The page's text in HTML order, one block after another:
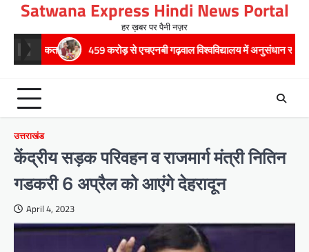
content
Satwana Express Hindi News Portal
हर ख़बर पर पैनी नज़र
459 करोड़ से एचएनबी गढ़वाल विश्वविद्यालय में अनुसंधान संरचना होगी सुदृढ,उच्च
उत्तराखंड
केंद्रीय सड़क परिवहन व राजमार्ग मंत्री नितिन
गडकरी 6 अप्रैल को आएंगे देहरादून
April 4, 2023